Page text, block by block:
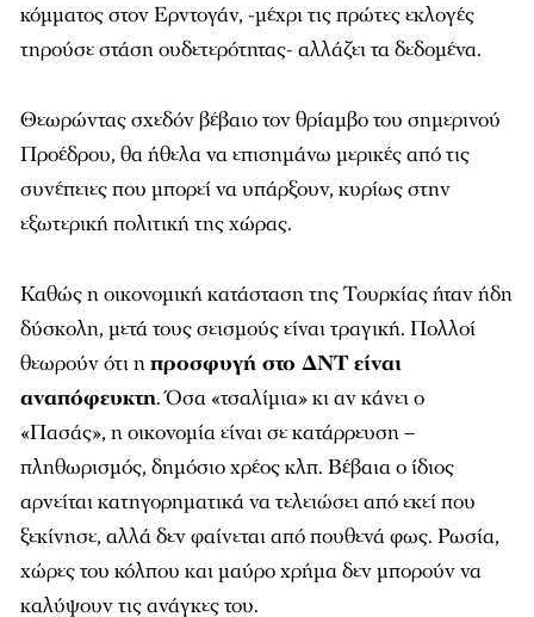
κόμματος στον Ερντογάν, -μέχρι τις πρώτες εκλογές
τηρούσε στάση ουδετερότητας- αλλάζει τα δεδομένα.
Θεωρώντας σχεδόν βέβαιο τον θρίαμβο του σημερινού
Προέδρου, θα ήθελα να επισημάνω μερικές από τις
συνέπειες που μπορεί να υπάρξουν, κυρίως στην
εξωτερική πολιτική της χώρας.
Καθώς η οικονομική κατάσταση της Τουρκίας ήταν ήδη
δύσκολη, μετά τους σεισμούς είναι τραγική. Πολλοί
θεωρούν ότι ηπροσφυγή στο ΔΝΤ είναι
αναπόφευκτη. Όσα «τσαλίμια» κι αν κάνει ο
«Πασάς», η οικονομία είναι σε κατάρρευση –
πληθωρισμός, δημόσιο χρέος κλπ. Βέβαια ο ίδιος
αρνείται κατηγορηματικά να τελειώσει από εκεί που
ξεκίνησε, αλλά δεν φαίνεται από πουθενά φως. Ρωσία,
χώρες του κόλπου και μαύρο χρήμα δεν μπορούν να
καλύψουν τις ανάγκες του.